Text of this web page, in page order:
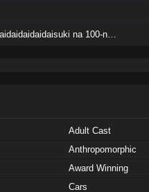
na 100-nin no Kanojo 3rd Season
Adult Cast
Anthropomorphic
Award Winning
Cars